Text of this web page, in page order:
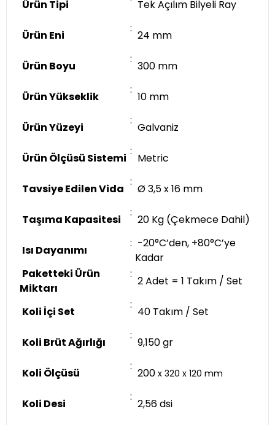
Ürün Tipi Tek Açılım Bilyeli Ray
Ürün Eni
:
24 mm
Ürün Boyu
:
300 mm
Ürün Yükseklik
:
10 mm
Ürün Yüzeyi
:
Galvaniz
Ürün Ölçüsü Sistemi
:
Metric
Tavsiye Edilen Vida
:
Ø 3,5 x 16 mm
Taşıma Kapasitesi
:
20 Kg (Çekmece Dahil)
Isı Dayanımı
: -20°C’den, +80°C’ye
Kadar
Paketteki Ürün
Miktarı
:
2 Adet = 1 Takım / Set
Koli İçi Set
:
40 Takım / Set
Koli Brüt Ağırlığı
:
9,150 gr
Koli Ölçüsü
:
200 x 320 x 120 mm
Koli Desi
:
2,56 dsi